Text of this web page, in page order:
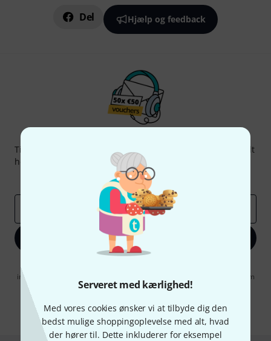
Serveret med kærlighed!
Med vores cookies ønsker vi at tilbyde dig den
bedst mulige shoppingoplevelse med alt, hvad
der hører til. Dette inkluderer for eksempel
Del Hjælp og feedback
Tilmeld dig Thomann Nyhedsbrevet på engelsk og med lidt
held kan du vinde en af 50 gavekort
Inspirerende bidrag
Tilbud
Tilmeld dig nu
indforstået med at modtage e-mail-reklame. Dette tilsagn kan når som
helst trækkes tilbage. Find yderligere informationer i vores
* Obligatorisk felt